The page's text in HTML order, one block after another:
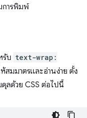
การพิมพ์
รับ text-wrap:
สมมาตรและอ่านง่าย ตั้ง
ลด้วย CSS ต่อไปนี้